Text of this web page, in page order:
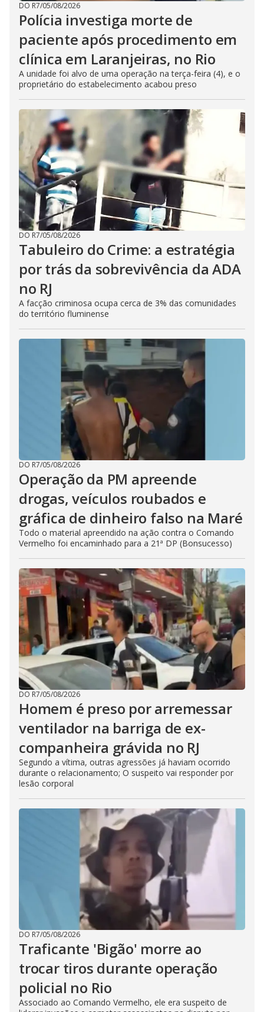
DO R7/05/08/2026
Polícia investiga morte de
paciente após procedimento em
clínica em Laranjeiras, no Rio
A unidade foi alvo de uma operação na terça-feira (4), e o
proprietário do estabelecimento acabou preso
DO R7/05/08/2026
Tabuleiro do Crime: a estratégia
por trás da sobrevivência da ADA
no RJ
A facção criminosa ocupa cerca de 3% das comunidades
do território fluminense
DO R7/05/08/2026
Operação da PM apreende
drogas, veículos roubados e
gráfica de dinheiro falso na Maré
Todo o material apreendido na ação contra o Comando
Vermelho foi encaminhado para a 21ª DP (Bonsucesso)
DO R7/05/08/2026
Homem é preso por arremessar
ventilador na barriga de ex-
companheira grávida no RJ
Segundo a vítima, outras agressões já haviam ocorrido
durante o relacionamento; O suspeito vai responder por
lesão corporal
DO R7/05/08/2026
Traficante 'Bigão' morre ao
trocar tiros durante operação
policial no Rio
Associado ao Comando Vermelho, ele era suspeito de